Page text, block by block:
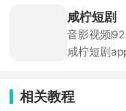
拟以及扬琴
式解决音准
等问题，陪
琴。
咸柠短剧
音影视频
咸柠短剧
择繁多。剧
上线热门新
相关教程